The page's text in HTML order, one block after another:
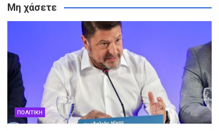
Μη χάσετε
ΠΟΛΙΤΙΚΗ